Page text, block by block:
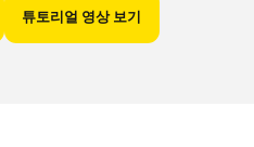
튜토리얼 영상 보기